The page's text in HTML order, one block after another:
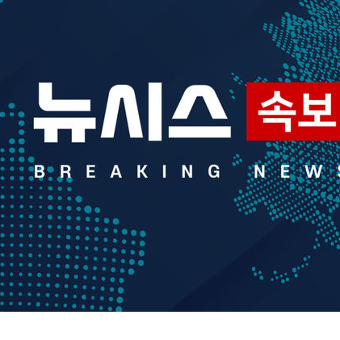
란' 축구협회 "실망과 걱정 안겨드려 죄
해안 최대 150㎜ 비
0.6% 나스닥 1.3%↑